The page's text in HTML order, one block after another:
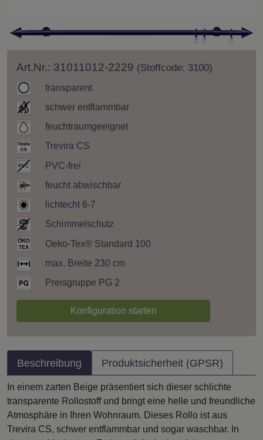
Art.Nr.: 31011012-2229 (Stoffcode: 3100)
transparent
schwer entflammbar
feuchtraumgeeignet
Trevira CS
PVC-frei
feucht abwischbar
lichtecht 6-7
Schimmelschutz
Oeko-Tex® Standard 100
max. Breite 230 cm
Preisgruppe PG 2
Konfiguration starten
Beschreibung Produktsicherheit (GPSR)
In einem zarten Beige präsentiert sich dieser schlichte
transparente Rollostoff und bringt eine helle und freundliche
Atmosphäre in Ihren Wohnraum. Dieses Rollo ist aus
Trevira CS, schwer entflammbar und sogar waschbar. In